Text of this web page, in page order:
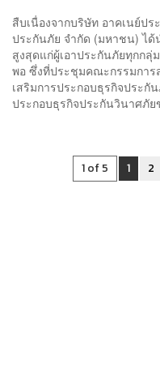
สืบเนื่องจากบริษัท อาคเนย์ป
ประกันภัย จำกัด (มหาชน) ได้
สูงสุดแก่ผู้เอาประกันภัยทุกก
พอ ซึ่งที่ประชุมคณะกรรมกา
เสริมการประกอบธุรกิจประ
ประกอบธุรกิจประกันวินาศภัย
1 of 5 1 2